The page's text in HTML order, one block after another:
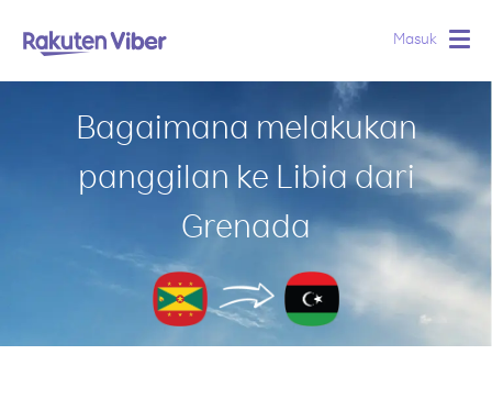
Masuk
Bagaimana melakukan
panggilan ke Libia dari
Grenada